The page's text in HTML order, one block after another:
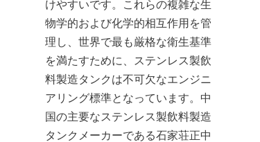
けやすいです。これらの複雑な生
物学的および化学的相互作用を管
理し、世界で最も厳格な衛生基準
を満たすために、ステンレス製飲
料製造タンクは不可欠なエンジニ
アリング標準となっています。中
国の主要なステンレス製飲料製造
タンクメーカーである石家荘正中